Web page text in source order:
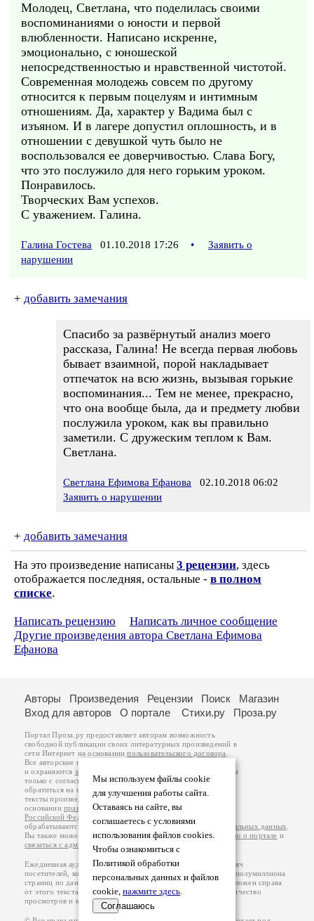
Молодец, Светлана, что поделилась своими
воспоминаниями о юности и первой
влюбленности. Написано искренне,
эмоционально, с юношеской
непосредственностью и нравственной чистотой.
Современная молодежь совсем по другому
относится к первым поцелуям и интимным
отношениям. Да, характер у Вадима был с
изъяном. И в лагере допустил оплошность, и в
отношении с девушкой чуть было не
воспользовался ее доверчивостью. Слава Богу,
что это послужило для него горьким уроком.
Понравилось.
Творческих Вам успехов.
С уважением. Галина.
Галина Гостева 01.10.2018 17:26 •
Заявить о
нарушении
+ добавить замечания
Спасибо за развёрнутый анализ моего
рассказа, Галина! Не всегда первая любовь
бывает взаимной, порой накладывает
отпечаток на всю жизнь, вызывая горькие
воспоминания... Тем не менее, прекрасно,
что она вообще была, да и предмету любви
послужила уроком, как вы правильно
заметили. С дружеским теплом к Вам.
Светлана.
Светлана Ефимова Ефанова 02.10.2018 06:02
Заявить о нарушении
+ добавить замечания
На это произведение написаны 3 рецензии, здесь
отображается последняя, остальные - в полном
списке.
Написать рецензию
Написать личное сообщение
Другие произведения автора Светлана Ефимова
Ефанова
Мы используем файлы cookie
для улучшения работы сайта.
Оставаясь на сайте, вы
соглашаетесь с условиями
использования файлов cookies.
Чтобы ознакомиться с
Политикой обработки
персональных данных и файлов
cookie, нажмите здесь.
Соглашаюсь
Авторы Произведения Рецензии Поиск
Магазин
Вход для авторов
О портале Стихи.ру Проза.ру
Портал Проза.ру предоставляет авторам возможность
свободной публикации своих литературных произведений в
сети Интернет на основаниипользовательского договора
Все авторские права на произведения принадлежат авторам
и охраняются законом
. Перепечатка произведений возможна
только с согласия его автора, к которому вы можете
обратиться на его авторской странице. Ответственность за
тексты произведений авторы несут самостоятельно на
основанииправил публикацииизаконодательства
Российской Федерации
обрабатываются на основанииПолитики обработки персональных данных
Вы также можете посмотреть более подробнуюинформацию о портале и
связаться с администрацией
Ежедневная аудитория портала Проза.ру – порядка 100 тысяч
посетителей, которые в общей сумме просматривают более полумиллиона
страниц по данным счетчика посещаемости, который расположен справа
от этого текста. В каждой графе указано по две цифры: количество
просмотров и количество посетителей.